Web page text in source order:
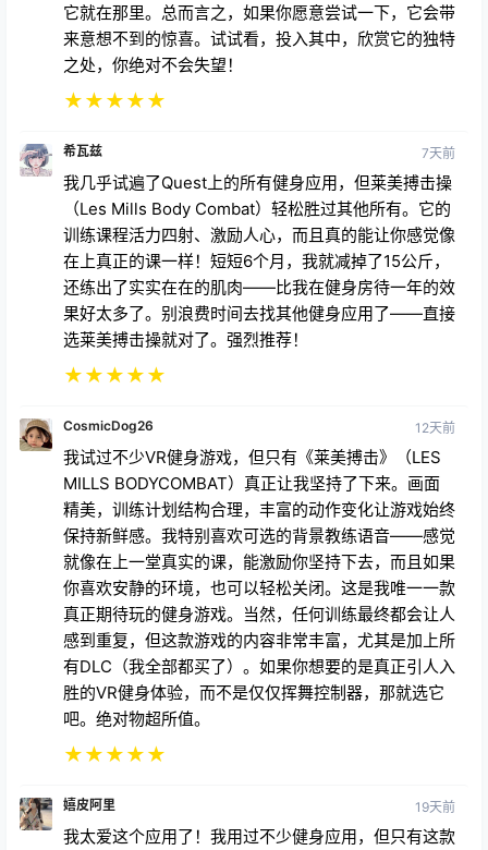
它就在那里。总而言之，如果你愿意尝试一下，它会带
来意想不到的惊喜。试试看，投入其中，欣赏它的独特
之处，你绝对不会失望！
★★★★★
希瓦兹 7天前
我几乎试遍了Quest上的所有健身应用，但莱美搏击操
（Les Mills Body Combat）轻松胜过其他所有。它的
训练课程活力四射、激励人心，而且真的能让你感觉像
在上真正的课一样！短短6个月，我就减掉了15公斤，
还练出了实实在在的肌肉——比我在健身房待一年的效
果好太多了。别浪费时间去找其他健身应用了——直接
选莱美搏击操就对了。强烈推荐！
★★★★★
CosmicDog26 12天前
我试过不少VR健身游戏，但只有《莱美搏击》（LES
MILLS BODYCOMBAT）真正让我坚持了下来。画面
精美，训练计划结构合理，丰富的动作变化让游戏始终
保持新鲜感。我特别喜欢可选的背景教练语音——感觉
就像在上一堂真实的课，能激励你坚持下去，而且如果
你喜欢安静的环境，也可以轻松关闭。这是我唯一一款
真正期待玩的健身游戏。当然，任何训练最终都会让人
感到重复，但这款游戏的内容非常丰富，尤其是加上所
有DLC（我全部都买了）。如果你想要的是真正引人入
胜的VR健身体验，而不是仅仅挥舞控制器，那就选它
吧。绝对物超所值。
★★★★★
嬉皮阿里 19天前
我太爱这个应用了！我用过不少健身应用，但只有这款